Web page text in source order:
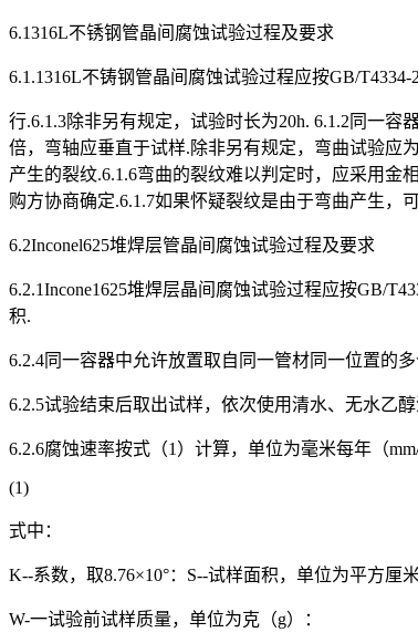
6.1316L不锈钢管晶间腐蚀试验过程及要求
6.1.1316L不铸钢管晶间腐蚀试验过程应按GB/
行.6.1.3除非另有规定，试验时长为20h. 6.1.2同一
倍，弯轴应垂直于试样.除非另有规定，弯曲试验应
产生的裂纹.6.1.6弯曲的裂纹难以判定时，应采用金
购方协商确定.6.1.7如果怀疑裂纹是由于弯曲产生，
6.2Inconel625堆焊层管晶间腐蚀试验过程及要求
6.2.1Incone1625堆焊层晶间腐蚀试验过程应按GB/
积.
6.2.4同一容器中允许放置取自同一管材同一位置的
6.2.5试验结束后取出试样，依次使用清水、无水乙
6.2.6腐蚀速率按式（1）计算，单位为毫米每年（
(1)
式中：
K--系数，取8.76×10°：S--试样面积，单位为平方厘
W-一试验前试样质量，单位为克（g）：